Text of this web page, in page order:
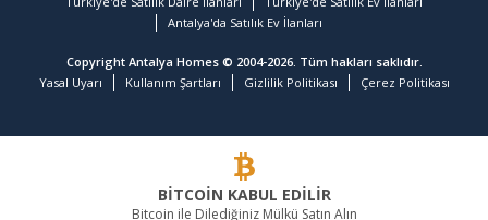
Antalya'da Satılık Ev İlanları
Copyright Antalya Homes © 2004-2026. Tüm hakları saklıdır.
Yasal Uyarı
Kullanım Şartları Gizlilik Politikası Çerez Politikası
BİTCOİN KABUL EDİLİR
Bitcoin ile Dilediğiniz Mülkü Satın Alın